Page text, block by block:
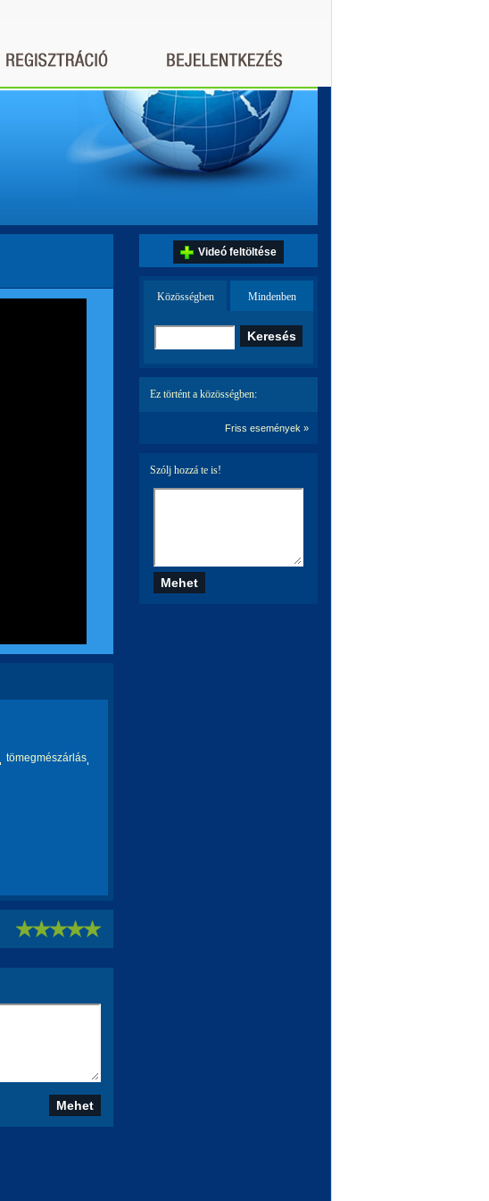
tömegmészárlás
Videó feltöltése
Közösségben Mindenben
Ez történt a közösségben:
Friss események »
Szólj hozzá te is!